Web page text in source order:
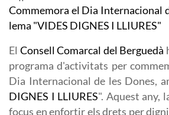
Commemora el Dia Internacional
lema "VIDES DIGNES I LLIURES"
El Consell Comarcal del Berguedà
programa d'activitats per
Dia Internacional de les Dones,
DIGNES I LLIURES". Aquest any,
focus en enfortir els drets per